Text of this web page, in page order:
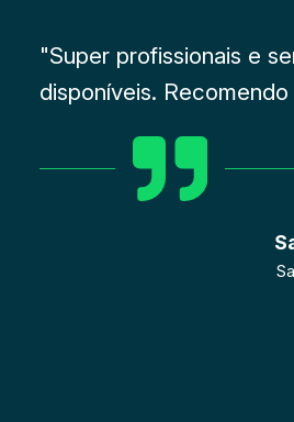
"Super profissionais e
disponíveis.